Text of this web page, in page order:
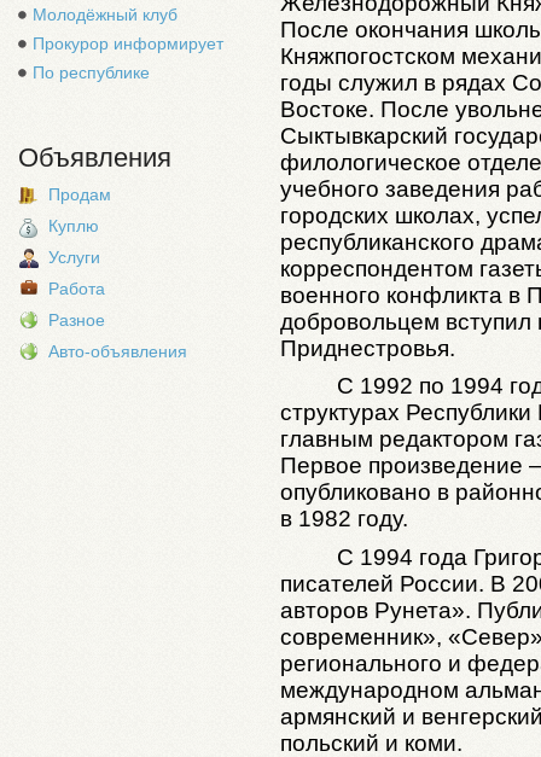
Молодёжный клуб
Прокурор информирует
По республике
Объявления
Продам
Куплю
Услуги
Работа
Разное
Авто-объявления
После окончания
Княжпогостском
годы служил в рядах
Востоке. После
Сыктывкарский
филологическое
учебного заведения
городских школах,
республиканского
корреспондентом
военного конфликта в
добровольцем
Приднестровья.
С 1992 по 1994
структурах
главным редактором
Первое произведение
опубликовано в
в 1982 году.
С 1994 года
писателей России. В
авторов Рунета».
современник»,
регионального и
международном
армянский и
польский и коми.